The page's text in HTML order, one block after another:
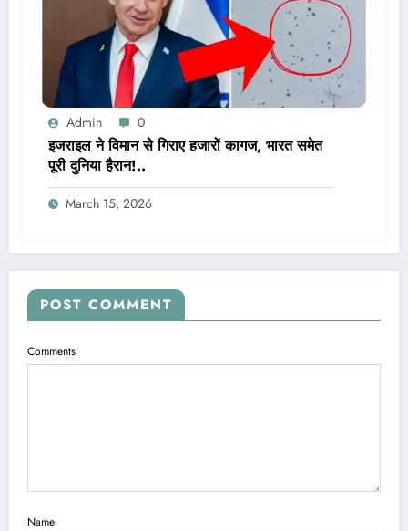
Admin 0
इजराइल ने विमान से गिराए हजारों कागज, भारत समेत
पूरी दुनिया हैरान!..
March 15, 2026
POST COMMENT
Comments
Name